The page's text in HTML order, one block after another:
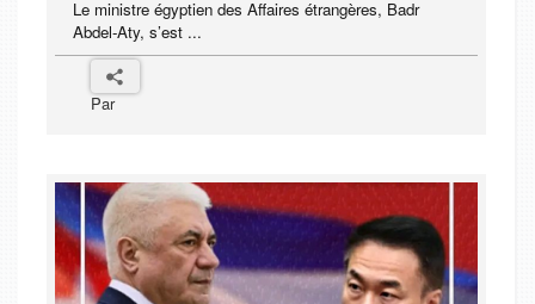
Le ministre égyptien des Affaires étrangères, Badr
Abdel-Aty, s’est ...
Par